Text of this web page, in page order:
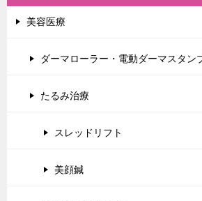
美容医療
ダーマローラー・電動ダーマスタン
たるみ治療
スレッドリフト
美顔鍼